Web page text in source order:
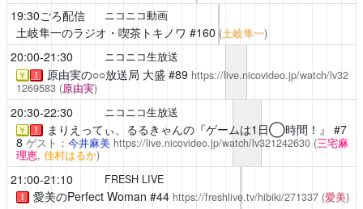
19:30ごろ配信 ニコニコ動画
土岐隼一のラジオ・喫茶トキノワ #160 (土岐隼一)
20:00-21:30 ニコニコ生放送
￥ ！ 原由実の○○放送局 大盛 #89 https://live.nicovideo.jp/watch/lv32
1269583 (原由実)
20:30-22:30 ニコニコ生放送
￥ ！ まりえってぃ、るるきゃんの『ゲームは1日◯時間！』 #7
8 ゲスト： 今井麻美 https://live.nicovideo.jp/watch/lv321242630 (三宅麻
理恵, 佳村はるか)
21:00-21:10 FRESH LIVE
！ 愛美のPerfect Woman #44 https://freshlive.tv/hibiki/271337 (愛美)